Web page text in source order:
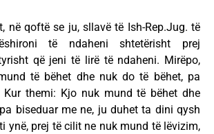
qoftë se ju, sllavë të Ish-Rep.Jug. të
të ndaheni shtetërisht prej
që jeni të lirë të ndaheni. Mirëpo,
të bëhet dhe nuk do të bëhet, pa
Kur themi: Kjo nuk mund të bëhet dhe
biseduar me ne, ju duhet ta dini qysh
ynë, prej të cilit ne nuk mund të lëvizim,